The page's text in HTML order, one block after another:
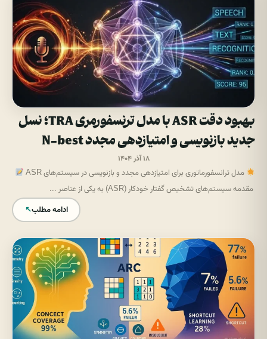
بهبود دقت ASR با مدل ترنسفورمری TRA؛ نسل
جدید بازنویسی و امتیازدهی مجدد N-best
۱۸ آذر ۱۴۰۴
مدل ترانسفورماتوری برای امتیازدهی مجدد و بازنویسی در سیستم‌های ASR
مقدمه سیستم‌های تشخیص گفتار خودکار (ASR) به یکی از عناصر ...
ادامه مطلب↖